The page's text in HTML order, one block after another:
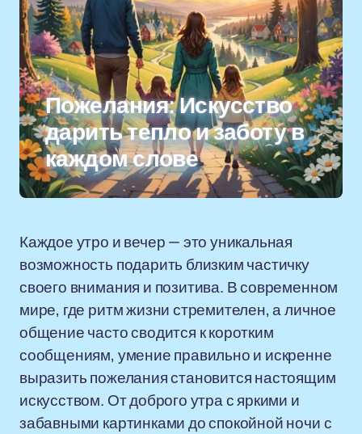
Пожелания: Искусство
дарить тепло и заботу в
каждом слове
Каждое утро и вечер — это уникальная
возможность подарить близким частичку
своего внимания и позитива. В современном
мире, где ритм жизни стремителен, а личное
общение часто сводится к коротким
сообщениям, умение правильно и искренне
выразить пожелания становится настоящим
искусством. От доброго утра с яркими и
забавными картинками до спокойной ночи с